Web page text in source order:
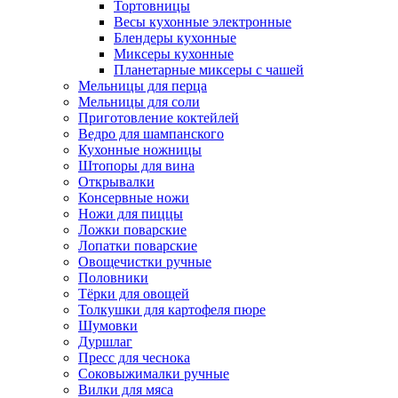
Тортовницы
Весы кухонные электронные
Блендеры кухонные
Миксеры кухонные
Планетарные миксеры с чашей
Мельницы для перца
Мельницы для соли
Приготовление коктейлей
Ведро для шампанского
Кухонные ножницы
Штопоры для вина
Открывалки
Консервные ножи
Ножи для пиццы
Ложки поварские
Лопатки поварские
Овощечистки ручные
Половники
Тёрки для овощей
Толкушки для картофеля пюре
Шумовки
Дуршлаг
Пресс для чеснока
Соковыжималки ручные
Вилки для мяса